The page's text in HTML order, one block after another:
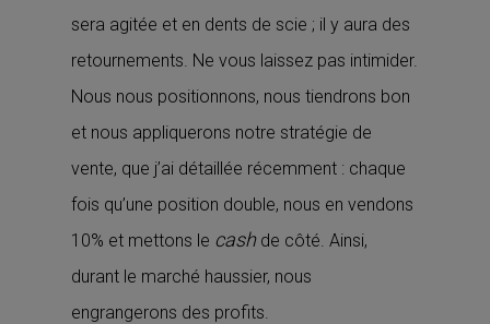
sera agitée et en dents de scie ; il y aura des
retournements. Ne vous laissez pas intimider.
Nous nous positionnons, nous tiendrons bon
et nous appliquerons notre stratégie de
vente, que j’ai détaillée récemment : chaque
fois qu’une position double, nous en vendons
10% et mettons le cashde côté. Ainsi,
durant le marché haussier, nous
engrangerons des profits.